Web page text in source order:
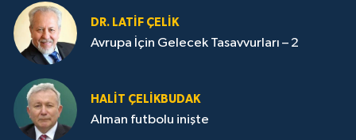
DR. LATİF ÇELİK
Avrupa İçin Gelecek Tasavvurları – 2
HALIT ÇELİKBUDAK
Alman futbolu inişte